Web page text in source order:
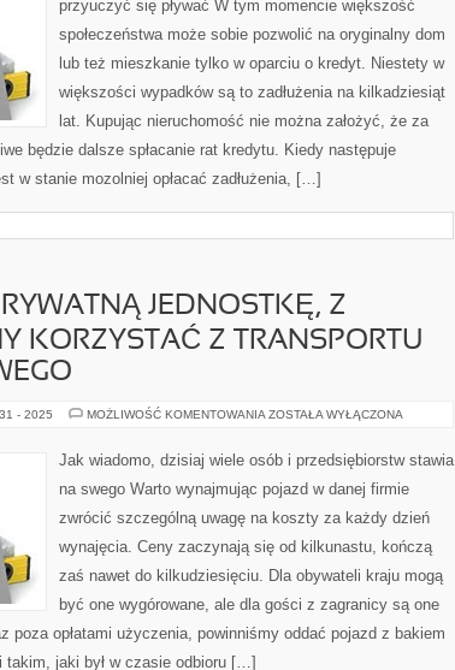
O
PROSTYCH
przyuczyć się pływać W tym momencie większość
społeczeństwa może sobie pozwolić na oryginalny dom
lub też mieszkanie tylko w oparciu o kredyt. Niestety w
większości wypadków są to zadłużenia na kilkadziesiąt
lat. Kupując nieruchomość nie można założyć, że za
będzie dalsze spłacanie rat kredytu. Kiedy następuje
w stanie mozolniej opłacać zadłużenia, […]
JEDNOSTKĘ, Z
KORZYSTAĆ Z TRANSPORTU
- 2025 MOŻLIWOŚĆ KOMENTOWANIA PROWADZĄC
Z
REGUŁY
KORZYSTAĆ
TRANSPORTU
ZOSTAŁA WYŁĄCZONA
Jak wiadomo, dzisiaj wiele osób i przedsiębiorstw stawia
na swego Warto wynajmując pojazd w danej firmie
zwrócić szczególną uwagę na koszty za każdy dzień
wynajęcia. Ceny zaczynają się od kilkunastu, kończą
zaś nawet do kilkudziesięciu. Dla obywateli kraju mogą
być one wygórowane, ale dla gości z zagranicy są one
poza opłatami użyczenia, powinniśmy oddać pojazd z bakiem
takim, jaki był w czasie odbioru […]